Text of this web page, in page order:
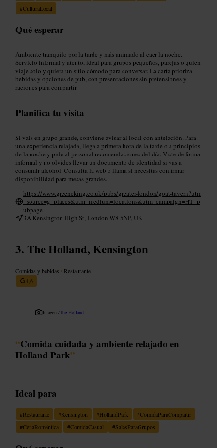
#CulturaLocal
Qué esperar
Ambiente tranquilo por la tarde y más animado al caer la noche.
Servicio informal y atento, ideal para grupos pequeños, parejas o quien
viaje solo y quiera un sitio cómodo para conversar. La carta prioriza
bebidas y opciones de pub, con presentaciones sin pretensiones y
raciones para compartir.
Planifica tu visita
Si vais en grupo grande, conviene avisar al local con antelación. Para
una experiencia relajada, llega a primera hora de la tarde o a principios
de la noche y pide al personal recomendaciones del día. Viste de forma
informal y no olvides llevar un documento de identidad si vas a
consumir alcohol. Consulta la web o llama si necesitas confirmar
disponibilidad para mesas grandes.
https://www.greeneking.co.uk/pubs/greater-london/goat-tavern?utm
_source=g_places&utm_medium=locations&utm_campaign=HT_p
ubpage
3A Kensington High St, London W8 5NP, UK
The Holland, Kensington
Comidas y bebidas • Restaurante
4,6
Imagen /The Holland
“Comida cuidada y ambiente relajado en
Holland Park”
Ideal para
#Restaurante #Kensington #HollandPark #ComidaParaCompartir
#CenaRomántica #ComidaCasual #SalasParaGrupos